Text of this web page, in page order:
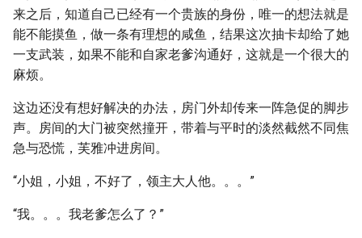
来之后，知道自己已经有一个贵族的身份，唯一的想法就是
能不能摸鱼，做一条有理想的咸鱼，结果这次抽卡却给了她
一支武装，如果不能和自家老爹沟通好，这就是一个很大的
麻烦。
这边还没有想好解决的办法，房门外却传来一阵急促的脚步
声。房间的大门被突然撞开，带着与平时的淡然截然不同焦
急与恐慌，芙雅冲进房间。
“小姐，小姐，不好了，领主大人他。。。”
“我。。。我老爹怎么了？”